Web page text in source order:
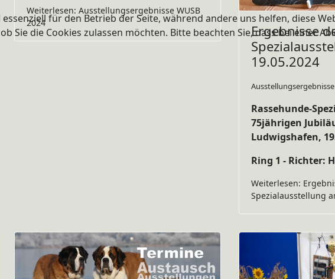
Weiterlesen: Ausstellungsergebnisse WUSB
2024
Ergebnisse
19.05.2024
Ausstellungsergebnisse
Rassehunde-
75jährigen
Ludwigshafen,
Ring 1 - Richter:
Weiterlesen:
Spezialausstellung
für den Betrieb der Seite, während andere uns helfen, diese
Sie die Cookies zulassen möchten. Bitte beachten Sie, dass bei einer